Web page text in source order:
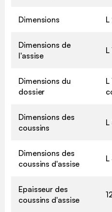
Dimensions L
Dimensions de
l'assise
L
Dimensions du
dossier
L
Dimensions des
coussins
Dimensions des
coussins d'assise
Epaisseur des
coussins d'assise